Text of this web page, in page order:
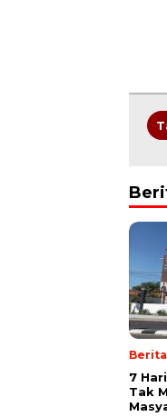
Berita
7
Tak